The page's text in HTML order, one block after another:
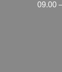
09.00